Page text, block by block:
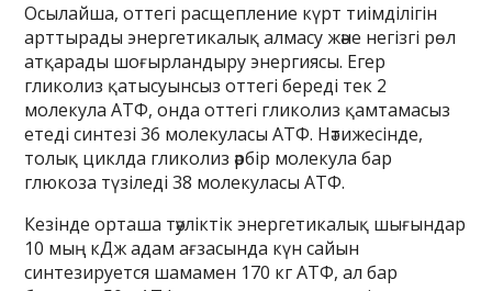
Осылайша, оттегі расщепление күрт тиімділігін
арттырады энергетикалық алмасу және негізгі рөл
атқарады шоғырландыру энергиясы. Егер
гликолиз қатысуынсыз оттегі береді тек 2
молекула АТФ, онда оттегі гликолиз қамтамасыз
етеді синтезі 36 молекуласы АТФ. Нәтижесінде,
толық циклда гликолиз әрбір молекула бар
глюкоза түзіледі 38 молекуласы АТФ.
Кезінде орташа тәуліктік энергетикалық шығындар
10 мың кДж адам ағзасында күн сайын
синтезируется шамамен 170 кг АТФ, ал бар